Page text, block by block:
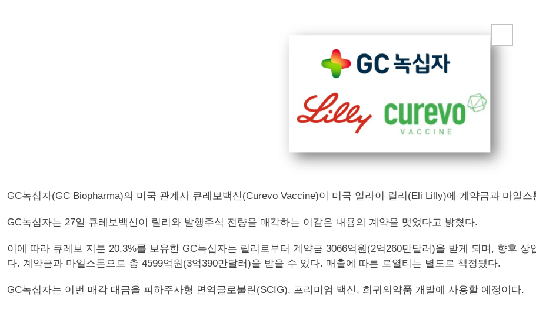
GC녹십자(GC Biopharma)의 미국 관계사 큐레보백신(Curevo Vaccine)이 미국 일라이 릴리(Eli Lilly)에 계약금과 마일
GC녹십자는 27일 큐레보백신이 릴리와 발행주식 전량을 매각하는 이같은 내용의 계약을 맺었다고 밝혔다.
이에 따라 큐레보 지분 20.3%를 보유한 GC녹십자는 릴리로부터 계약금 3066억원(2억260만달러)을 받게 되며, 향후
다. 계약금과 마일스톤으로 총 4599억원(3억390만달러)을 받을 수 있다. 매출에 따른 로열티는 별도로 책정됐다.
GC녹십자는 이번 매각 대금을 피하주사형 면역글로불린(SCIG), 프리미엄 백신, 희귀의약품 개발에 사용할 예정이다.